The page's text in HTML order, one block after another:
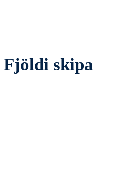
Fjöldi skipa